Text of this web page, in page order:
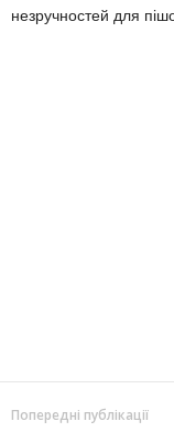
незручностей для
Попередні публікації